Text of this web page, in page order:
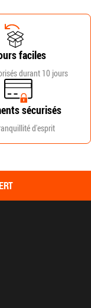
faciles
durant 10 jours
sécurisés
d'esprit